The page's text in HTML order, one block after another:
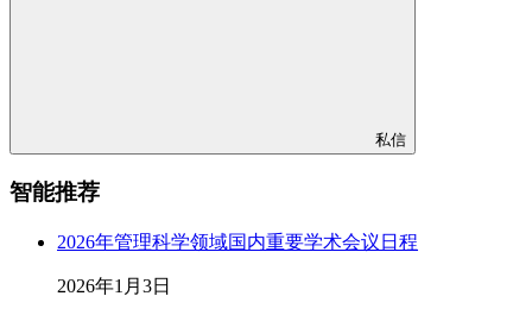
私信
智能推荐
2026年管理科学领域国内重要学术会议日程
2026年1月3日